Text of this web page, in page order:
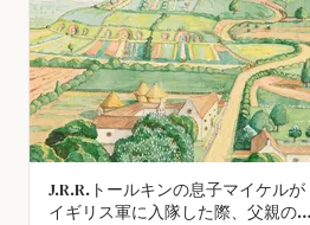
J.R.R.トールキンの息子マイケルが
イギリス軍に入隊した際、父親の職